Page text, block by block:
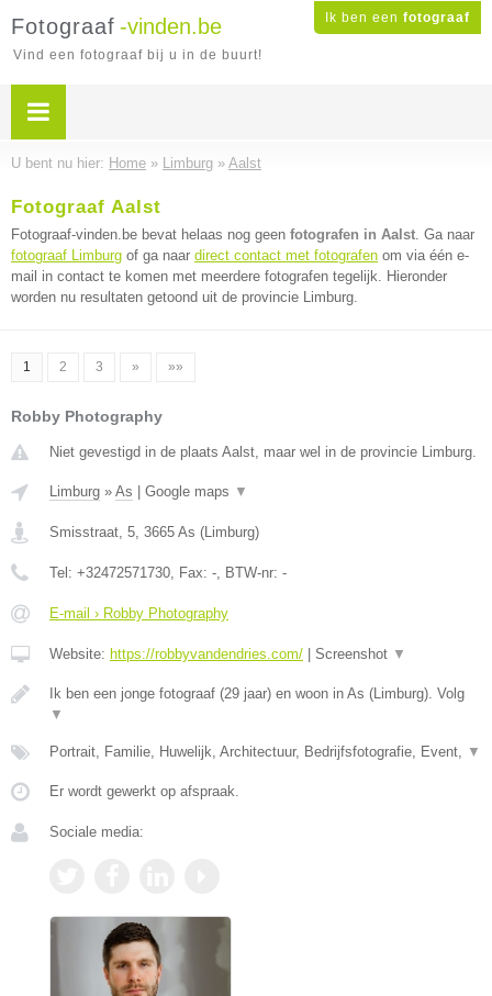
Ik ben een fotograaf
Fotograaf -vinden.be
Vind een fotograaf bij u in de buurt!
U bent nu hier: Home » Limburg » Aalst
Fotograaf Aalst
Fotograaf-vinden.be bevat helaas nog geen fotografen in Aalst. Ga naar
fotograaf Limburg of ga naar direct contact met fotografen om via één e-
mail in contact te komen met meerdere fotografen tegelijk. Hieronder
worden nu resultaten getoond uit de provincie Limburg.
1 2 3 » »»
Robby Photography
Niet gevestigd in de plaats Aalst, maar wel in de provincie Limburg.
Limburg » As Google maps ▼
Smisstraat, 5, 3665 As (Limburg)
Tel: +32472571730, Fax: -, BTW-nr: -
E-mail › Robby Photography
Website: https://robbyvandendries.com/ Screenshot ▼
Ik ben een jonge fotograaf (29 jaar) en woon in As (Limburg). Volg
▼
Portrait, Familie, Huwelijk, Architectuur, Bedrijfsfotografie, Event, ▼
Er wordt gewerkt op afspraak.
Sociale media: